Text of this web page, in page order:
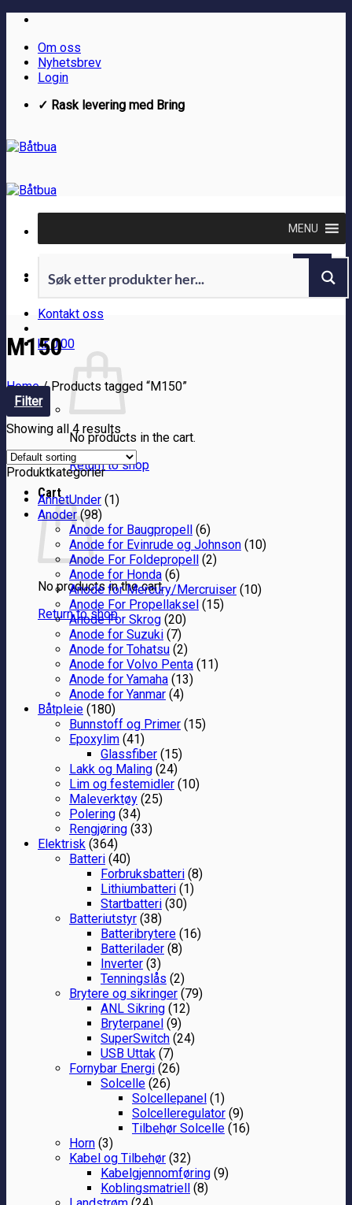
Skip
contentOm oss
Nyhetsbrev
Login
✓ Rask levering med Bring
Kontakt oss
kr0.00
No products in the cart.
Return to shop
Cart
No products in the cart.
Return to shop
MENU
M150
Home /Products tagged “M150”
Filter
Showing all 4 results
Produktkategorier
AnnetUnder (1)
Anoder (98)
Anode for Baugpropell (6)
Anode for Evinrude og Johnson (10)
Anode For Foldepropell (2)
Anode for Honda (6)
Anode for Mercury/Mercruiser (10)
Anode For Propellaksel (15)
Anode For Skrog (20)
Anode for Suzuki (7)
Anode for Tohatsu (2)
Anode for Volvo Penta (11)
Anode for Yamaha (13)
Anode for Yanmar (4)
Båtpleie (180)
Bunnstoff og Primer (15)
Epoxylim (41)
Glassfiber (15)
Lakk og Maling (24)
Lim og festemidler (10)
Maleverktøy (25)
Polering (34)
Rengjøring (33)
Elektrisk (364)
Batteri (40)
Forbruksbatteri (8)
Lithiumbatteri (1)
Startbatteri (30)
Batteriutstyr (38)
Batteribrytere (16)
Batterilader (8)
Inverter (3)
Tenningslås (2)
Brytere og sikringer (79)
ANL Sikring (12)
Bryterpanel (9)
SuperSwitch (24)
USB Uttak (7)
Fornybar Energi (26)
Solcelle (26)
Solcellepanel (1)
Solcelleregulator (9)
Tilbehør Solcelle (16)
Horn (3)
Kabel og Tilbehør (32)
Kabelgjennomføring (9)
Koblingsmatriell (8)